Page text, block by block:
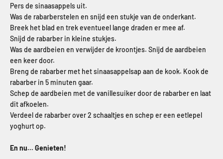
Pers de sinaasappels uit.
Was de rabarberstelen en snijd een stukje van de onderkant.
Breek het blad en trek eventueel lange draden er mee af.
Snijd de rabarber in kleine stukjes.
Was de aardbeien en verwijder de kroontjes. Snijd de aardbeien
een keer door.
Breng de rabarber met het sinaasappelsap aan de kook. Kook de
rabarber in 5 minuten gaar.
Schep de aardbeien met de vanillesuiker door de rabarber en laat
dit afkoelen.
Verdeel de rabarber over 2 schaaltjes en schep er een eetlepel
yoghurt op.
En nu... Genieten!